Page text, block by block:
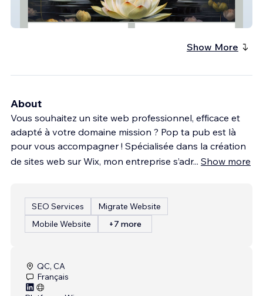
Christianne Beaulieu Soins Holistiques
Show More
About
Vous souhaitez un site web professionnel, efficace et
adapté à votre domaine mission ? Pop ta pub est là
pour vous accompagner ! Spécialisée dans la création
de sites web sur Wix, mon entreprise s’adr... Show more
SEO Services
Migrate Website
Mobile Website
+7 more
QC, CA
Français